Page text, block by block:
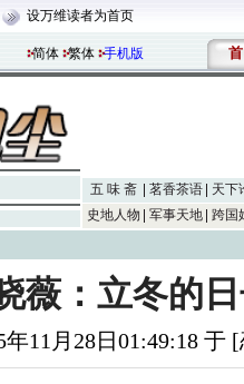
设万维读者为首页
简体 繁体 手机版 首
五 味 斋 茗香茶语
天下
史地人物
军事天地 跨国
薇：立冬的
年11月28日01:49:18 于